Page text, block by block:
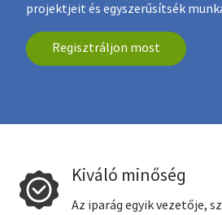
projektjeit és egyszerűsítsék
Regisztráljon most
Kiváló minőség
Az iparág egyik vezetője,